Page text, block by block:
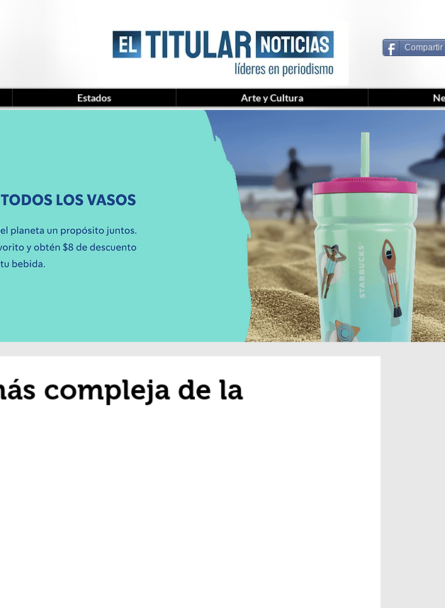
Compartir
compleja de la
Estados Arte y Cultura